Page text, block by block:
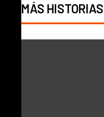
MÁS HISTORIAS